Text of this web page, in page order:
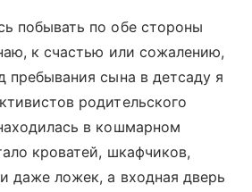
побывать по обе стороны
к счастью или сожалению,
пребывания сына в детсаду я
родительского
в кошмарном
кроватей, шкафчиков,
даже ложек, а входная дверь